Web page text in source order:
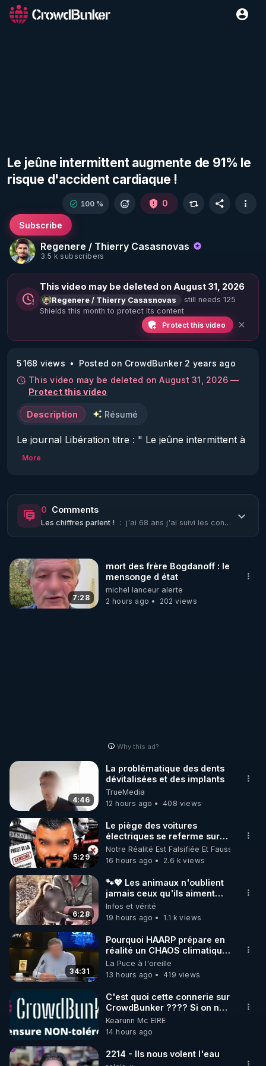
Le jeûne intermittent augmente de 91% le
risque d'accident cardiaque !
Regenere / Thierry Casasnovas
3.5 k subscribers
Subscribe
100 % 0
This video may be deleted on August 31, 2026
Regenere / Thierry Casasnovas
still needs 125
Shields this month to protect its content
Protect this video
5 168 views
Posted on CrowdBunker 2 years ago
This video may be deleted on August 31, 2026 —
Protect this video
Description Résumé
Le journal Libération titre : " Le jeûne intermittent à
long terme lié à un risque accru de décès
comprendre, et découvrir cette fameuse étude...Qui
n'existe pas !
Alors pourquoi les médias mettent en valeur une
pauvre pré étude sans aucune rigueur scientifique
dizaines d'études prouvant le contraire ?
J'ai mené mon enquête ...
More
0 Comments
Les chiffres parlent ! : j'ai 68 ans j'ai suivi les conseils de thérry depuis 20 ans et le résultat coeur...
7:28
mort des frère Bogdanoff : le
mensonge d état
michel lanceur alerte
2 hours ago
202 views
Why this ad?
4:46
La problématique des dents
dévitalisées et des implants
TrueMedia
12 hours ago
408 views
5:29
Le piège des voitures
électriques se referme sur
les usagers !
Notre Réalité Est Falsifiée Et Fausse
16 hours ago
2.6 k views
6:28
🐾💖 Les animaux n'oublient
jamais ceux qu'ils aiment…
🥹❤️
Infos et vérité
19 hours ago
1.1 k views
34:31
Pourquoi HAARP prépare en
réalité un CHAOS climatique,
on répond
La Puce à l'oreille
13 hours ago
419 views
C'est quoi cette connerie sur
CrowdBunker ???? Si on ne
peut plus publier, c'est un
peu de la censure. Ne payez
pas les boucliers pour voir
mes vidéos, c'est une
Kearunn Mc EIRE
14 hours ago
2214 - Ils nous volent l'eau